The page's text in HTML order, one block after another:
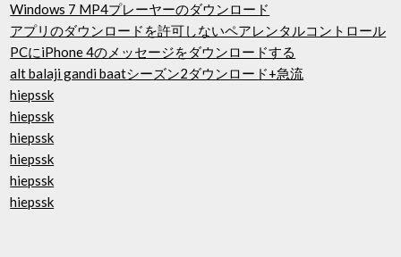
Windows 7 MP4プレーヤーのダウンロード
アプリのダウンロードを許可しないペアレンタルコントロール
PCにiPhone 4のメッセージをダウンロードする
alt balaji gandi baatシーズン2ダウンロード+急流
hiepssk
hiepssk
hiepssk
hiepssk
hiepssk
hiepssk